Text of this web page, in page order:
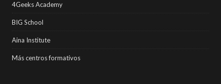
4Geeks Academy
BIG School
Aina Institute
Más centros formativos